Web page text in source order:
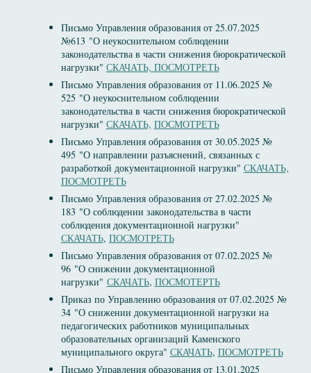
Письмо Управления образования от 25.07.2025
№613 "О неукоснительном соблюдении
законодательства в части снижения бюрократической
нагрузки" СКАЧАТЬ, ПОСМОТРЕТЬ
Письмо Управления образования от 11.06.2025 №
525 "О неукоснительном соблюдении
законодательства в части снижения бюрократической
нагрузки" СКАЧАТЬ, ПОСМОТРЕТЬ
Письмо Управления образования от 30.05.2025 №
495 "О направлении разъяснений, связанных с
разработкой документационной нагрузки" СКАЧАТЬ,
ПОСМОТРЕТЬ
Письмо Управления образования от 27.02.2025 №
183 "О соблюдении законодательства в части
соблюдения документационной нагрузки"
СКАЧАТЬ, ПОСМОТРЕТЬ
Письмо Управления образования от 07.02.2025 №
96 "О снижении документационной
нагрузки" СКАЧАТЬ, ПОСМОТЕРТЬ
Приказ по Управлению образования от 07.02.2025 №
34 "О снижении документационной нагрузки на
педагогических работников муниципальных
образовательных организаций Каменского
муниципального округа" СКАЧАТЬ, ПОСМОТРЕТЬ
Письмо Управления образования от 13.01.2025